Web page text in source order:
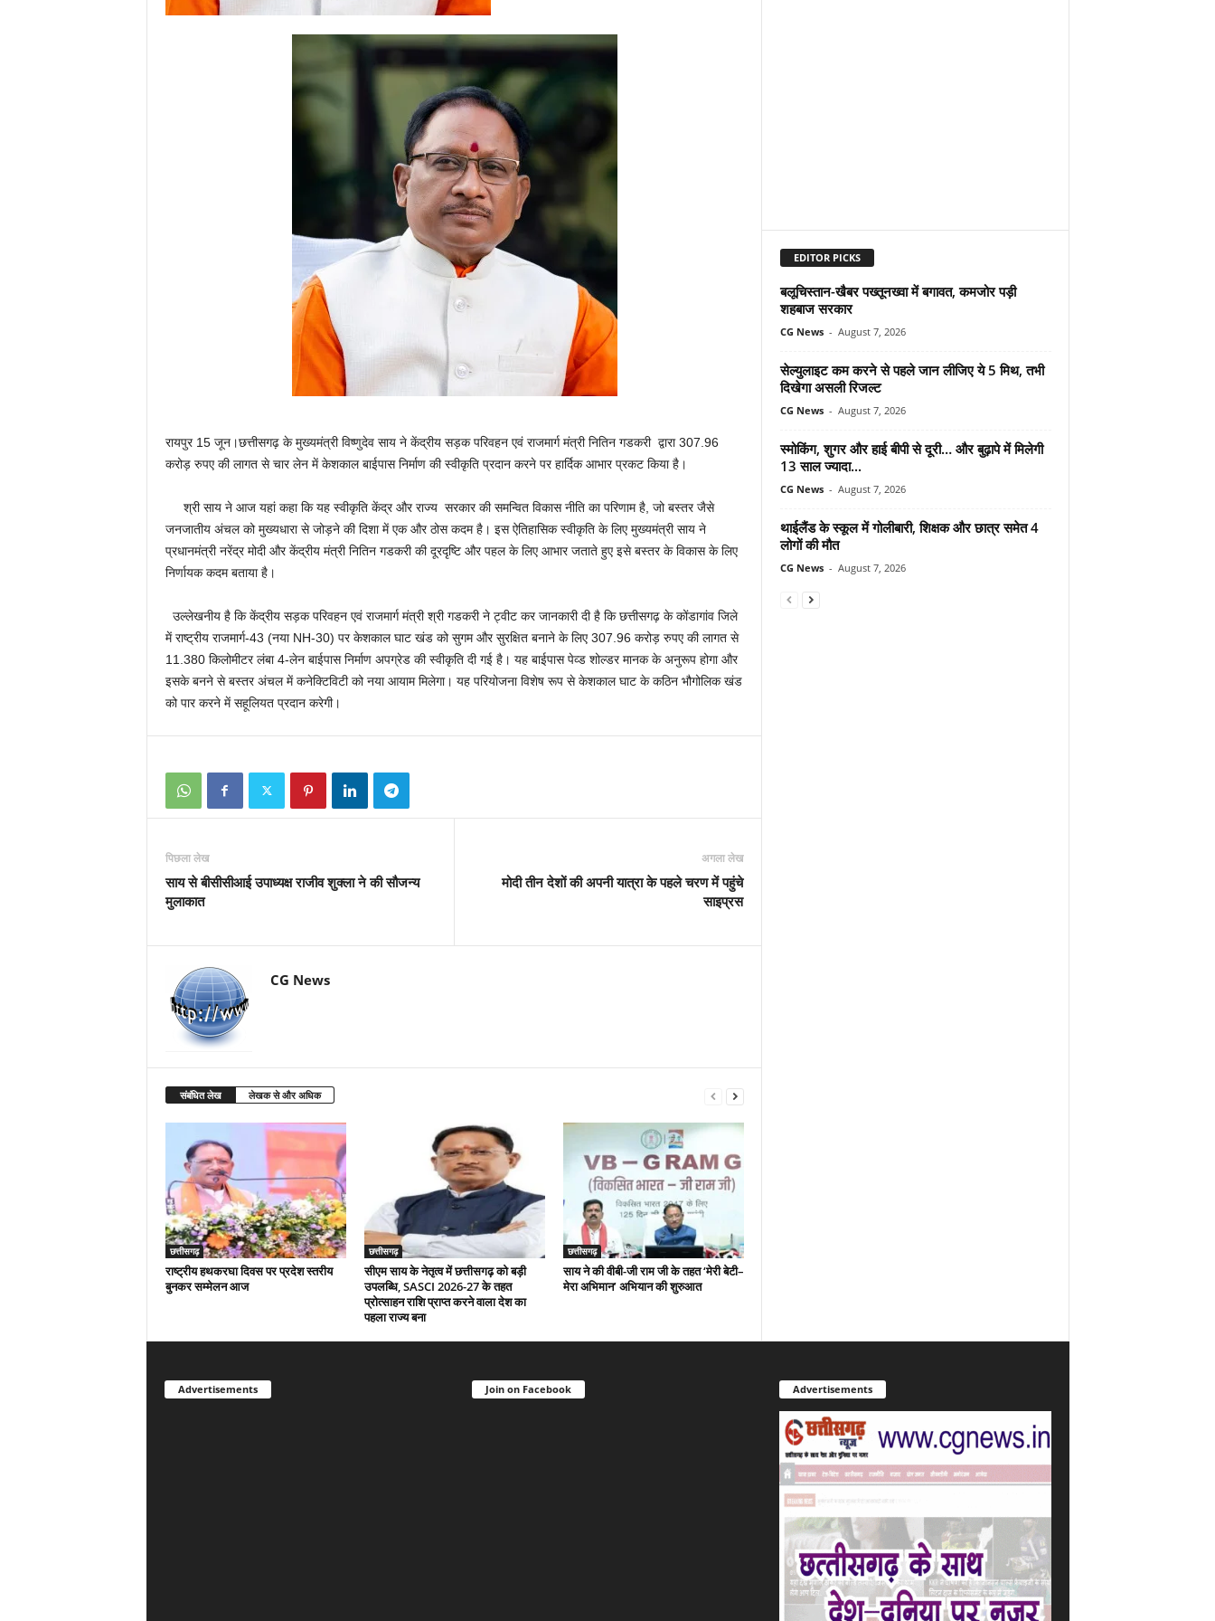
रायपुर 15 जून।छत्तीसगढ़ के मुख्यमंत्री विष्णुदेव साय ने केंद्रीय सड़क परिवहन एवं राजमार्ग मंत्री नितिन गडकरी द्वारा 307.96
करोड़ रुपए की लागत से चार लेन में केशकाल बाईपास निर्माण की स्वीकृति प्रदान करने पर हार्दिक आभार प्रकट किया है।
श्री साय ने आज यहां कहा कि यह स्वीकृति केंद्र और राज्य सरकार की समन्वित विकास नीति का परिणाम है, जो बस्तर जैसे
जनजातीय अंचल को मुख्यधारा से जोड़ने की दिशा में एक और ठोस कदम है। इस ऐतिहासिक स्वीकृति के लिए मुख्यमंत्री साय ने
प्रधानमंत्री नरेंद्र मोदी और केंद्रीय मंत्री नितिन गडकरी की दूरदृष्टि और पहल के लिए आभार जताते हुए इसे बस्तर के विकास के लिए
निर्णायक कदम बताया है।
उल्लेखनीय है कि केंद्रीय सड़क परिवहन एवं राजमार्ग मंत्री श्री गडकरी ने ट्वीट कर जानकारी दी है कि छत्तीसगढ़ के कोंडागांव जिले
में राष्ट्रीय राजमार्ग-43 (नया NH-30) पर केशकाल घाट खंड को सुगम और सुरक्षित बनाने के लिए 307.96 करोड़ रुपए की लागत से
11.380 किलोमीटर लंबा 4-लेन बाईपास निर्माण अपग्रेड की स्वीकृति दी गई है। यह बाईपास पेव्ड शोल्डर मानक के अनुरूप होगा और
इसके बनने से बस्तर अंचल में कनेक्टिविटी को नया आयाम मिलेगा। यह परियोजना विशेष रूप से केशकाल घाट के कठिन भौगोलिक खंड
को पार करने में सहूलियत प्रदान करेगी।
पिछला लेख
साय से बीसीसीआई उपाध्यक्ष राजीव शुक्ला ने की सौजन्य
मुलाकात
अगला लेख
मोदी तीन देशों की अपनी यात्रा के पहले चरण में पहुंचे
साइप्रस
CG News
संबंधित लेख लेखक से और अधिक
छत्तीसगढ़
राष्ट्रीय हथकरघा दिवस पर प्रदेश स्तरीय
बुनकर सम्मेलन आज
छत्तीसगढ़
सीएम साय के नेतृत्व में छत्तीसगढ़ को बड़ी
उपलब्धि, SASCI 2026-27 के तहत
प्रोत्साहन राशि प्राप्त करने वाला देश का
पहला राज्य बना
छत्तीसगढ़
साय ने की वीबी-जी राम जी के तहत ‘मेरी बेटी–
मेरा अभिमान’ अभियान की शुरुआत
EDITOR PICKS
बलूचिस्तान-खैबर पख्तूनख्वा में बगावत, कमजोर पड़ी
शहबाज सरकार
CG News - August 7, 2026
सेल्युलाइट कम करने से पहले जान लीजिए ये 5 मिथ, तभी
दिखेगा असली रिजल्ट
CG News - August 7, 2026
स्मोकिंग, शुगर और हाई बीपी से दूरी… और बुढ़ापे में मिलेगी
13 साल ज्यादा...
CG News - August 7, 2026
थाईलैंड के स्कूल में गोलीबारी, शिक्षक और छात्र समेत 4
लोगों की मौत
CG News - August 7, 2026
Advertisements Join on Facebook Advertisements